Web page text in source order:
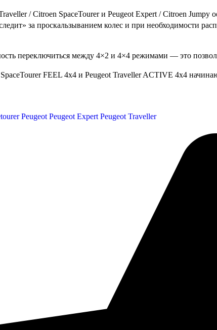
/ Citroen SpaceTourer и Peugeot Expert / Citroen
за проскальзыванием колес и при необходимости
переключиться между 4×2 и 4×4 режимами — это
FEEL 4х4 и Peugeot Traveller ACTIVE 4х4
Peugeot Peugeot Expert Peugeot Traveller